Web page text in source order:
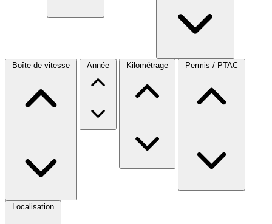
Boîte de vitesse Année Kilométrage Permis / PTAC
Localisation